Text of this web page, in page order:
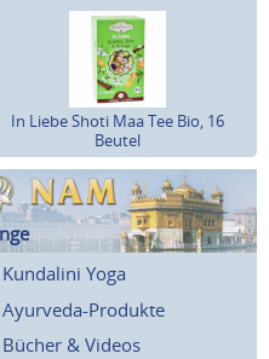
In Liebe Shoti Maa Tee Bio, 16
Beutel
Kundalini Yoga
Ayurveda-Produkte
Bücher & Videos